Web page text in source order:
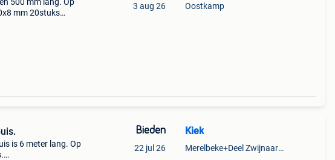
mm 20stuks
3 aug 26 Oostkamp
buis.
is 6 meter lang. Op
Bieden
22 jul 26
Kiek
Merelbeke+Deel Zwijnaarde